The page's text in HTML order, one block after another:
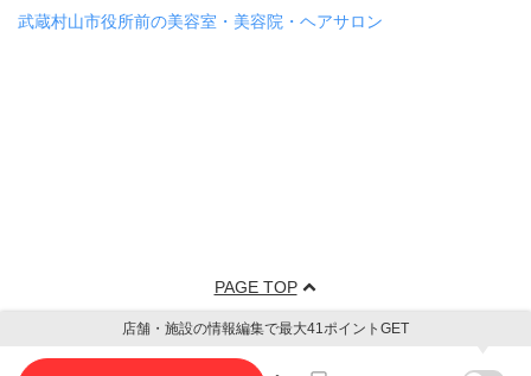
武蔵村山市役所前の美容室・美容院・ヘアサロン
PAGE TOP
店舗・施設の情報編集で最大41ポイントGET